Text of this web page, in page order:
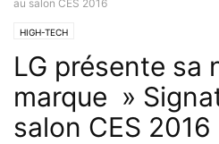
au salon CES 2016
HIGH-TECH
LG présente sa
marque »
salon CES 2016